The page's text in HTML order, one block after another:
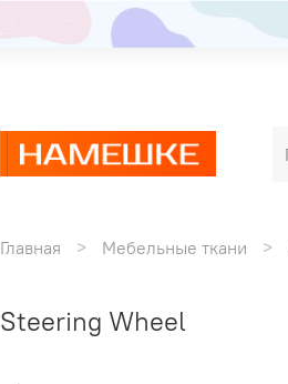
Главная Мебельные ткани
Steering Wheel